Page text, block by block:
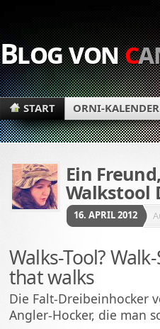
Blog vonc
START ORNI-KALENDER
Ein
Walkstool
16. APRIL 2012
Walks-Tool?
that walks
Die Falt-Dreibeinhocker
Angler-Hocker, die man